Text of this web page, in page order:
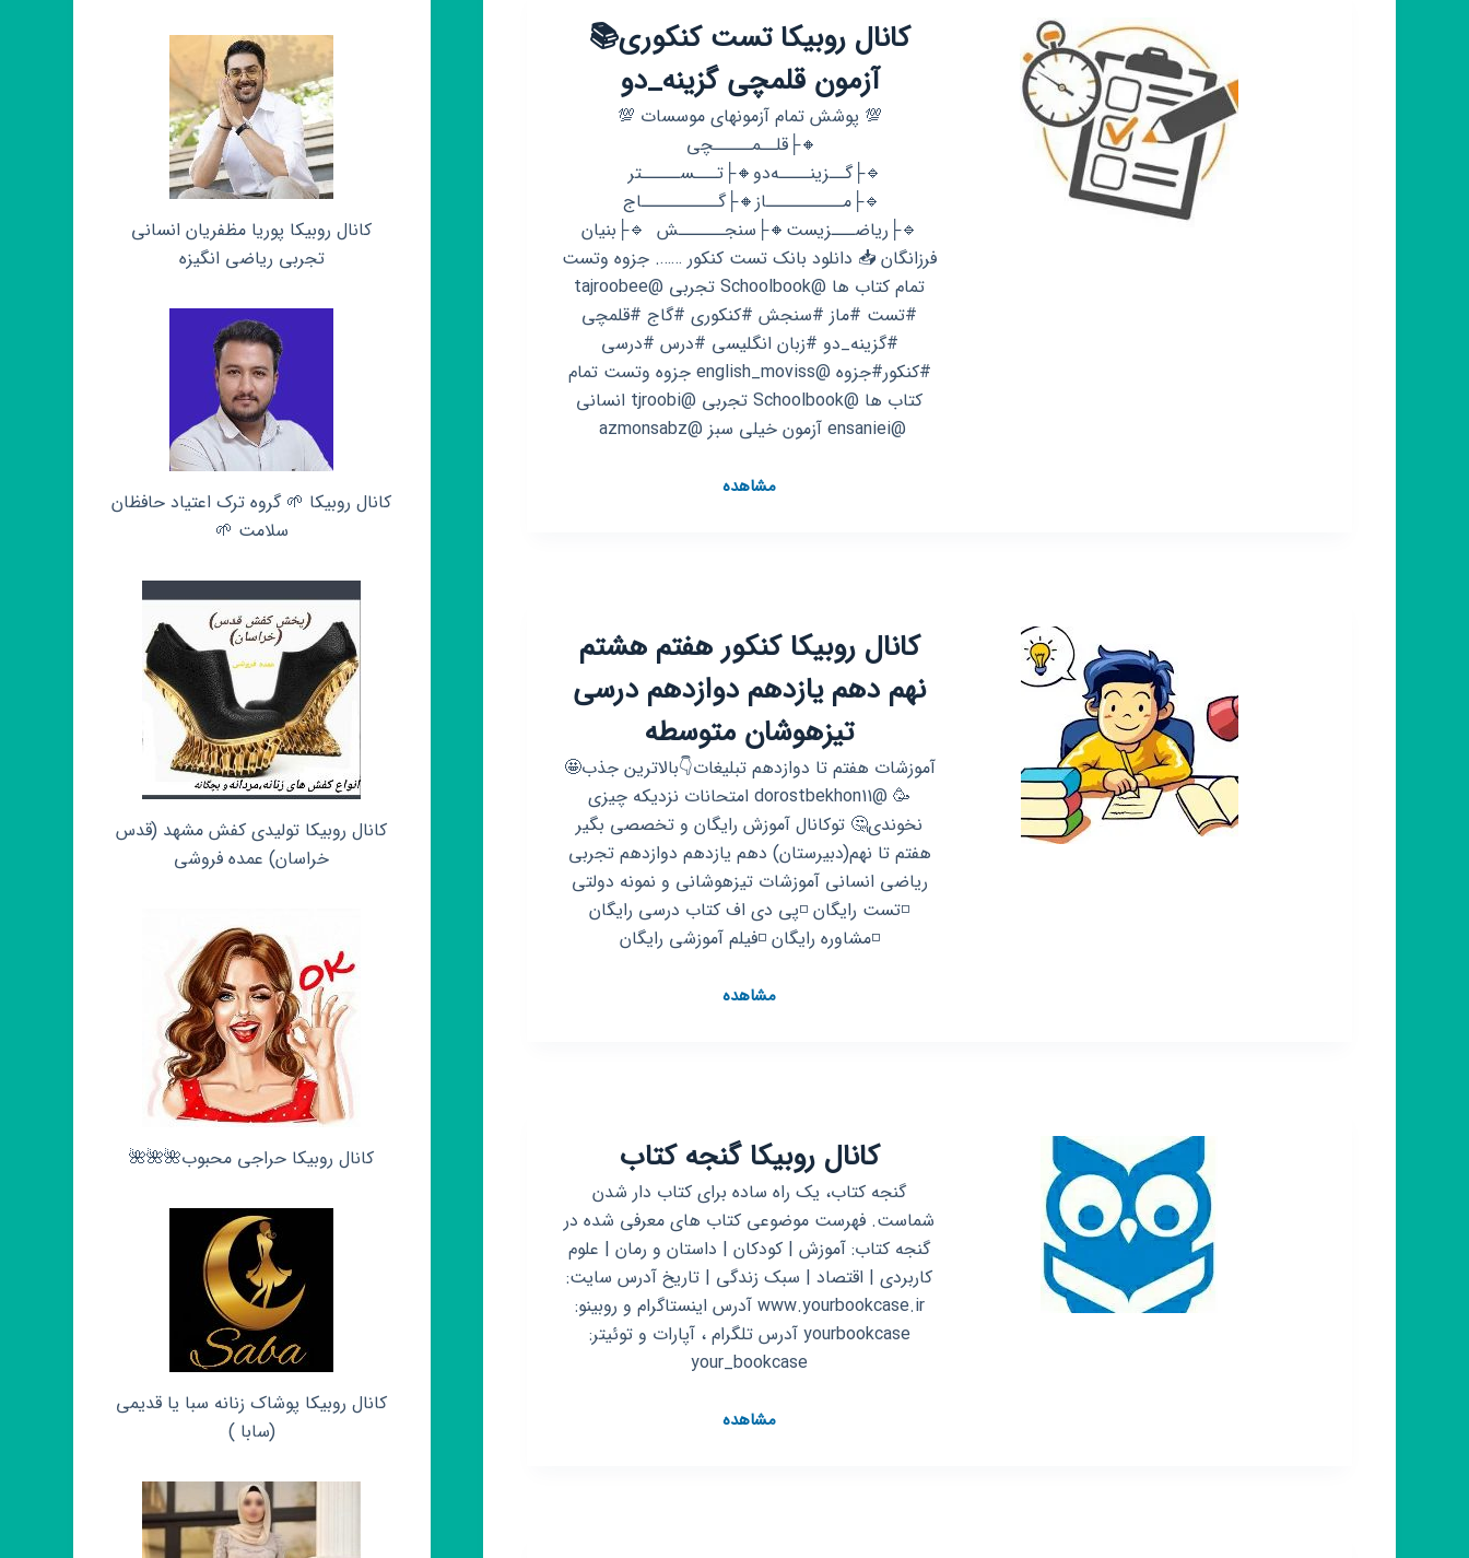
کانال روبیکا تست کنکوری📚
آزمون قلمچی‌‌ گزینه_دو
💯 پوشش تمام آزمونهای موسسات 💯
🔸├قلــمـــــچی
🔹├گــزینــــه‌دو🔸├تـــســـــتر
🔹├مــــــــــاز🔸├گــــــــــاج
🔹├ریاضـــزیست🔸├سنجــــــش 🔹├بنیان
فرزانگان 📥 دانلود بانک تست کنکور ……. جزوه وتست
تمام کتاب ها @Schoolbook تجربی @tajroobee
#تست #ماز #سنجش #کنکوری #گاج #قلمچی
#گزینه_دو #زبان انگلیسی #درس #درسی
#کنکور#جزوه @english_moviss جزوه وتست تمام
کتاب ها @Schoolbook تجربی @tjroobi انسانی
@ensaniei آزمون خیلی سبز @azmonsabz
مشاهدهکانال
قلمچی‌‌
گزینه_دو
کانال روبیکا کنکور هفتم هشتم
نهم دهم یازدهم دوازدهم درسی
تیزهوشان متوسطه
آموزشات هفتم تا دوازدهم تبلیغات👇بالاترین جذب🤩
🥳 @dorostbekhon11 امتحانات نزدیکه چیزی
نخوندی🤔 توکانال آموزش رایگان و تخصصی بگیر
هفتم تا نهم(دبیرستان) دهم یازدهم دوازدهم تجربی
ریاضی انسانی آموزشات تیزهوشانی و نمونه دولتی
◽️تست رایگان ◽️پی دی اف کتاب درسی رایگان
◽️مشاوره رایگان ◽️فیلم آموزشی رایگان
مشاهدهکانال
دهم
یازدهم
دوازدهم
درسی
تیزهوشان
متوسطه
کانال روبیکا گنجه کتاب
گنجه کتاب، یک راه ساده برای کتاب دار شدن
شماست. فهرست موضوعی کتاب های معرفی شده در
گنجه کتاب: آموزش | کودکان | داستان و رمان | علوم
کاربردی | اقتصاد | سبک زندگی | تاریخ آدرس سایت:
www.yourbookcase.ir آدرس اینستاگرام و روبینو:
yourbookcase آدرس تلگرام ، آپارات و توئیتر:
your_bookcase
مشاهدهکانال
کانال روبیکا پوریا مظفریان انسانی
تجربی ریاضی انگیزه
کانال روبیکا 🌱 گروه ترک اعتیاد حافظان
سلامت 🌱
کانال روبیکا تولیدی کفش مشهد (قدس
خراسان) عمده فروشی
کانال روبیکا حراجی محبوب🌺🌺🌺
کانال روبیکا پوشاک زنانه سبا یا قدیمی
(سابا )